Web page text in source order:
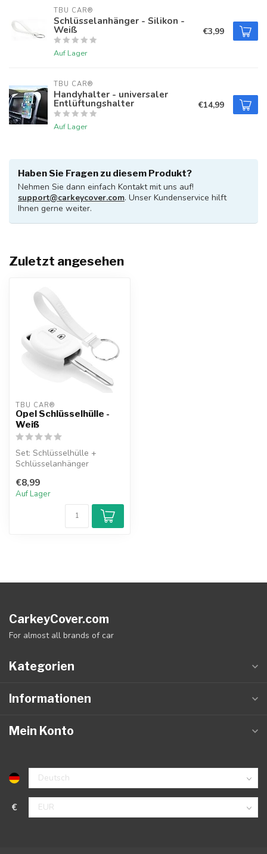
TBU CAR®
Schlüsselanhänger - Silikon -
Weiß
Auf Lager
€3,99
TBU CAR®
Handyhalter - universaler
Entlüftungshalter
Auf Lager
€14,99
Haben Sie Fragen zu diesem Produkt?
Nehmen Sie dann einfach Kontakt mit uns auf!
support@carkeycover.com. Unser Kundenservice hilft
Ihnen gerne weiter.
Zuletzt angesehen
TBU CAR®
Opel Schlüsselhülle -
Weiß
Set: Schlüsselhülle +
Schlüsselanhänger
€8,99
Auf Lager
CarkeyCover.com
For almost all brands of car
Kategorien
Informationen
Mein Konto
€